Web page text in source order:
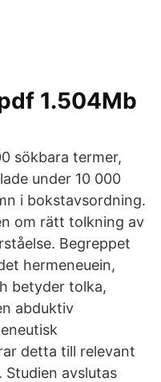
1.504Mb
sökbara termer,
under 10 000
i bokstavsordning.
om rätt tolkning av
Begreppet
hermeneuein,
betyder tolka,
abduktiv
detta till relevant
avslutas